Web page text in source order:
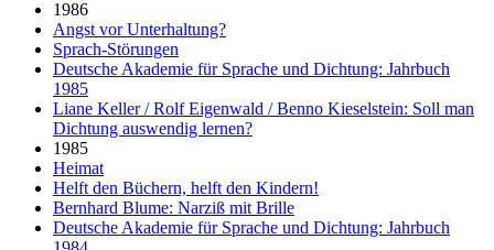
1986
Angst vor Unterhaltung?
Sprach-Störungen
Deutsche Akademie für Sprache und Dichtung: Jahrbuch
1985
Liane Keller / Rolf Eigenwald / Benno Kieselstein: Soll man
Dichtung auswendig lernen?
1985
Heimat
Helft den Büchern, helft den Kindern!
Bernhard Blume: Narziß mit Brille
Deutsche Akademie für Sprache und Dichtung: Jahrbuch